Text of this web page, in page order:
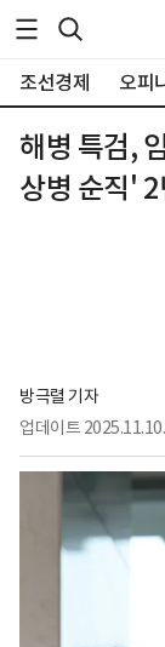
조선경제 오피
해병 특검,
상병 순직'
방극렬 기자
업데이트